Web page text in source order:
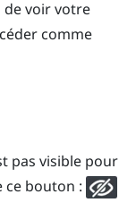
de voir votre
comme
pas visible pour
ce bouton :